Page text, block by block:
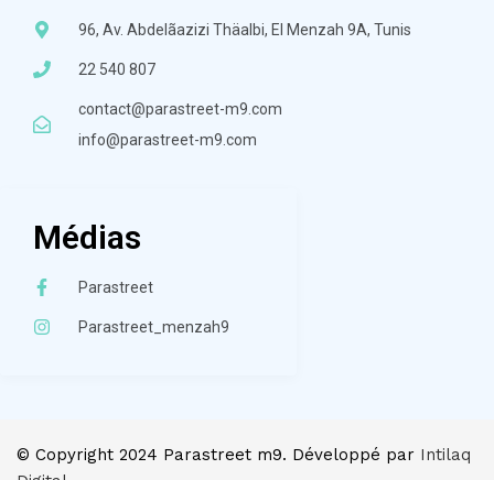
96, Av. Abdelãazizi Thäalbi, El Menzah 9A, Tunis
22 540 807
contact@parastreet-m9.com
info@parastreet-m9.com
Médias
Parastreet
Parastreet_menzah9
© Copyright 2024 Parastreet m9. Développé par Intilaq